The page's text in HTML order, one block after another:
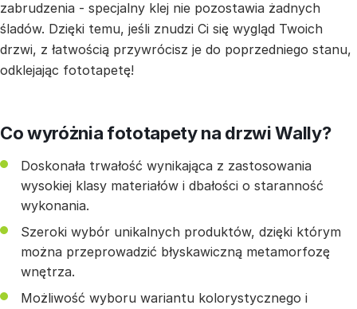
zabrudzenia - specjalny klej nie pozostawia żadnych
śladów. Dzięki temu, jeśli znudzi Ci się wygląd Twoich
drzwi, z łatwością przywrócisz je do poprzedniego stanu,
odklejając fototapetę!
Co wyróżnia fototapety na drzwi Wally?
Doskonała trwałość wynikająca z zastosowania
wysokiej klasy materiałów i dbałości o staranność
wykonania.
Szeroki wybór unikalnych produktów, dzięki którym
można przeprowadzić błyskawiczną metamorfozę
wnętrza.
Możliwość wyboru wariantu kolorystycznego i